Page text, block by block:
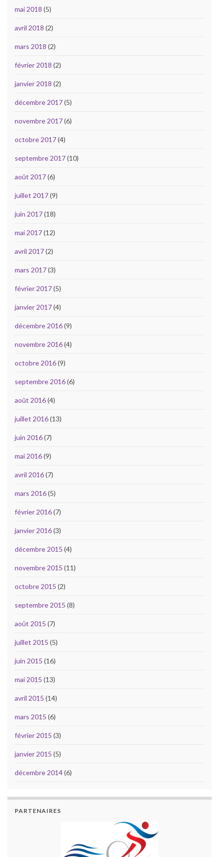
mai 2018 (5)
avril 2018 (2)
mars 2018 (2)
février 2018 (2)
janvier 2018 (2)
décembre 2017(5)
novembre 2017(6)
octobre 2017(4)
septembre 2017(10)
août 2017(6)
juillet 2017(9)
juin 2017(18)
mai 2017(12)
avril 2017(2)
mars 2017(3)
février 2017(5)
janvier 2017(4)
décembre 2016(9)
novembre 2016(4)
octobre 2016(9)
septembre 2016(6)
août 2016(4)
juillet 2016(13)
juin 2016(7)
mai 2016(9)
avril 2016(7)
mars 2016(5)
février 2016(7)
janvier 2016(3)
décembre 2015 (4)
novembre 2015 (11)
octobre 2015 (2)
septembre 2015 (8)
août 2015 (7)
juillet 2015 (5)
juin 2015 (16)
mai 2015 (13)
avril 2015 (14)
mars 2015 (6)
février 2015 (3)
janvier 2015 (5)
décembre 2014(6)
PARTENAIRES